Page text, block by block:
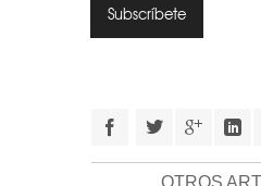
OTROS